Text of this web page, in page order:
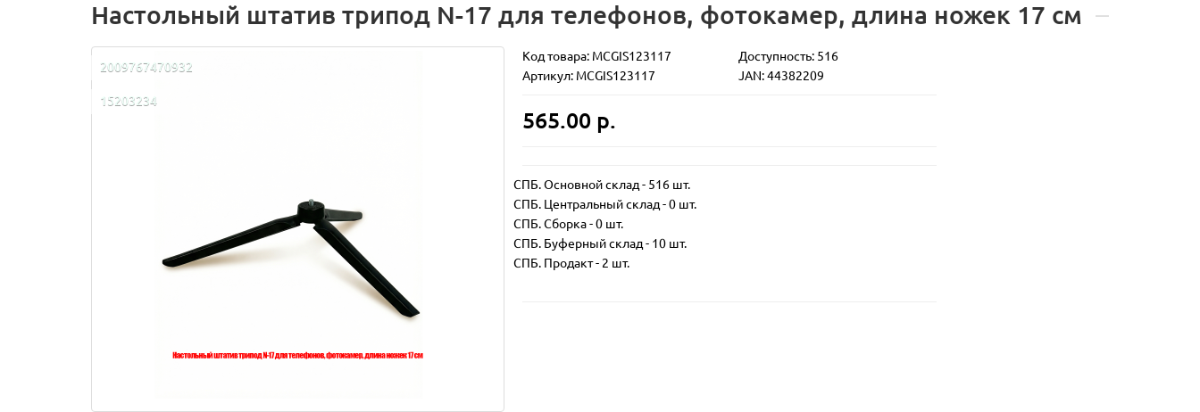
Настольный штатив трипод N-17 для телефонов, фотокамер, длина ножек 17 см
2009767470932
15203234
Код товара: MCGIS123117
Доступность: 516
Артикул: MCGIS123117
JAN: 44382209
565.00 р.
СПБ. Основной склад- 516 шт.
СПБ. Центральный склад-0 шт.
СПБ. Сборка-0 шт.
СПБ. Буферный склад- 10 шт.
СПБ. Продакт- 2 шт.